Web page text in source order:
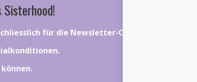
Sisterhood!
für die Newsletter-Community gelten.